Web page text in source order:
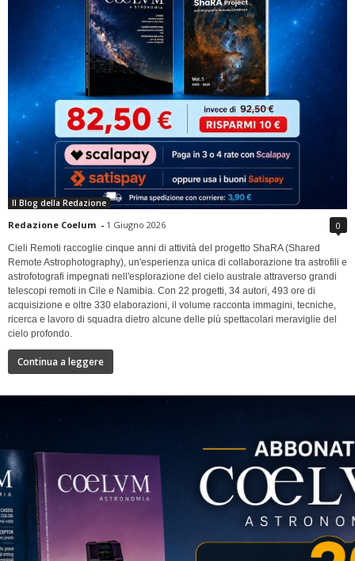
Il Blog della Redazione
Redazione Coelum - 1 Giugno 2026 0
Cieli Remoti raccoglie cinque anni di attività del progetto ShaRA (Shared
Remote Astrophotography), un'esperienza unica di collaborazione tra astrofili e
astrofotografi impegnati nell'esplorazione del cielo australe attraverso grandi
telescopi remoti in Cile e Namibia. Con 22 progetti, 34 autori, 493 ore di
acquisizione e oltre 330 elaborazioni, il volume racconta immagini, tecniche,
ricerca e lavoro di squadra dietro alcune delle più spettacolari meraviglie del
cielo profondo.
Continua a leggere